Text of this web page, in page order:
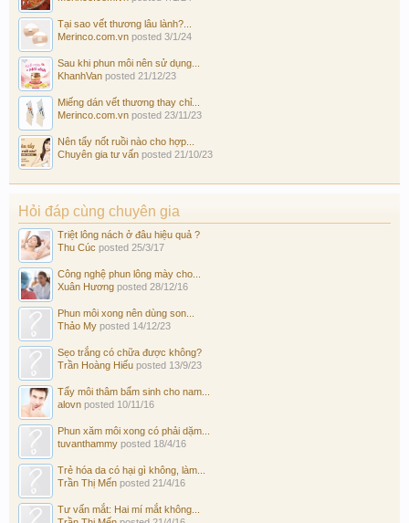
Tại sao vết thương lâu lành?...
Merinco.com.vn posted 3/1/24
Sau khi phun môi nên sử dụng...
KhanhVan posted 21/12/23
Miếng dán vết thương thay chỉ...
Merinco.com.vn posted 23/11/23
Nên tẩy nốt ruồi nào cho hợp...
Chuyên gia tư vấn posted 21/10/23
Hỏi đáp cùng chuyên gia
Triệt lông nách ở đâu hiệu quả ?
Thu Cúc posted 25/3/17
Công nghệ phun lông mày cho...
Xuân Hương posted 28/12/16
Phun môi xong nên dùng son...
Thảo My posted 14/12/23
Sẹo trắng có chữa được không?
Trần Hoàng Hiếu posted 13/9/23
Tẩy môi thâm bẩm sinh cho nam...
alovn posted 10/11/16
Phun xăm môi xong có phải dặm...
tuvanthammy posted 18/4/16
Trẻ hóa da có hại gì không, làm...
Trần Thị Mến posted 21/4/16
Tư vấn mắt: Hai mí mắt không...